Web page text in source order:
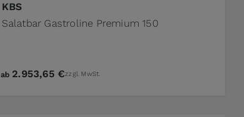
KBS
Salatbar Gastroline Premium 150
ab 2.953,65 €zzgl. MwSt.